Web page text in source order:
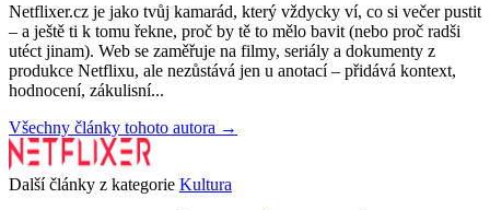
Netflixer.cz je jako tvůj kamarád, který vždycky ví, co si večer pustit
– a ještě ti k tomu řekne, proč by tě to mělo bavit (nebo proč radši
utéct jinam). Web se zaměřuje na filmy, seriály a dokumenty z
produkce Netflixu, ale nezůstává jen u anotací – přidává kontext,
hodnocení, zákulisní...
Všechny články tohoto autora →
Další články z kategorie Kultura